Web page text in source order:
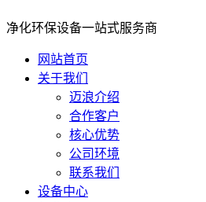
净化环保设备一站式服务商
网站首页
关于我们
迈浪介绍
合作客户
核心优势
公司环境
联系我们
设备中心